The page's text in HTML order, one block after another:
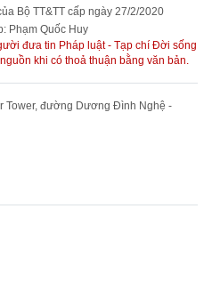
Bộ TT&TT cấp ngày 27/2/2020
Phạm Quốc Huy
đưa tin Pháp luật - Tạp chí Đời sống
khi có thoả thuận bằng văn bản.
Tower, đường Dương Đình Nghệ -